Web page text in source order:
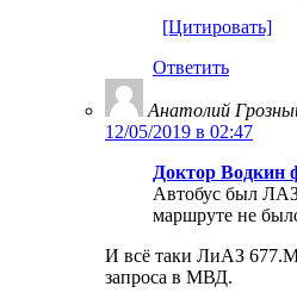
[Цитировать]
Ответить
Анатолий
12/05/2019 в 02:47
Доктор Водкин
Автобус был
маршруте не
И всё таки ЛиАЗ
запроса в МВД.